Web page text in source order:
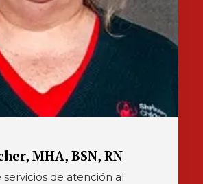
MHA, BSN, RN
de atención al